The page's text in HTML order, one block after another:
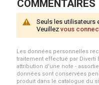
COMMENTAIRES
Seuls les utilisateurs
Veuillezvous
Les données personnelles
traitement effectué par Diverti
attribution d'une note -
données sont conservées
produit dans le catalogue du